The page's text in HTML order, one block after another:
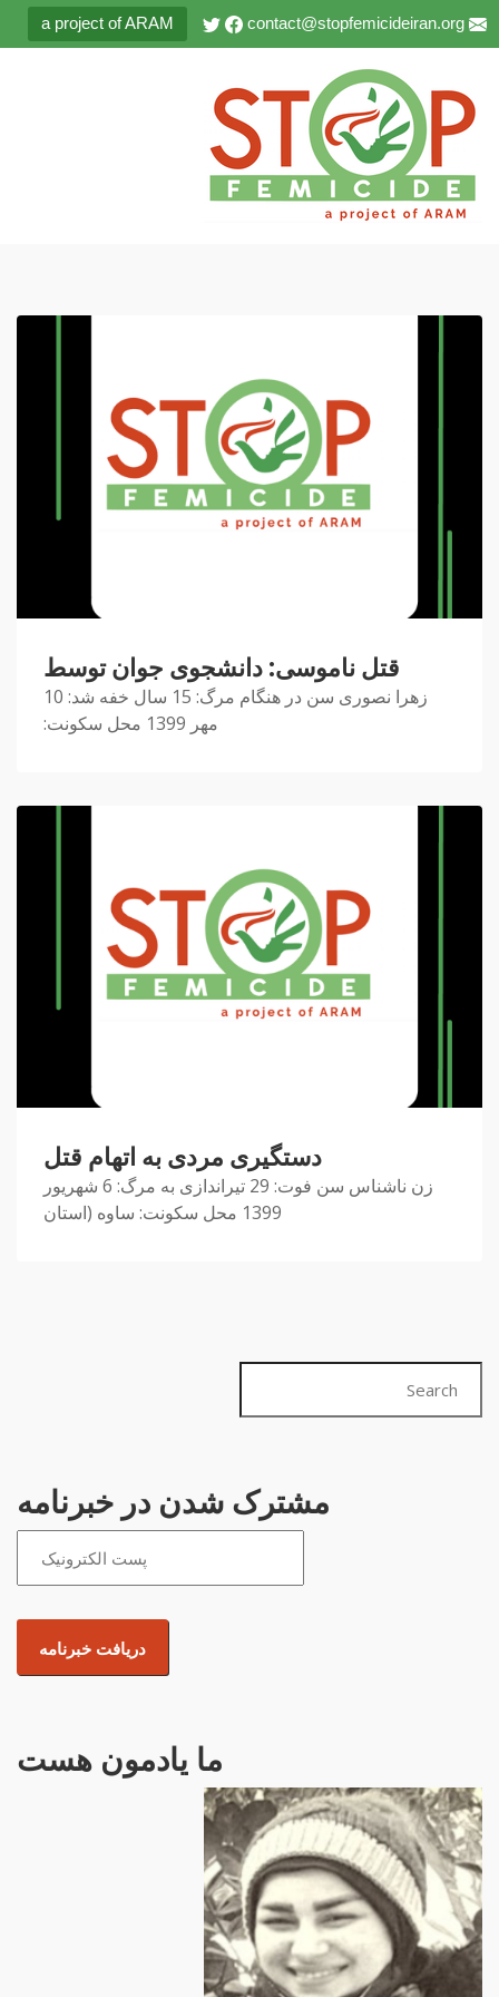
contact@stopfemicideiran.org
a project of ARAM
قتل ناموسی: دانشجوی جوان توسط
زهرا نصوری سن در هنگام مرگ: 15 سال خفه شد: 10
مهر 1399 محل سکونت:
دستگیری مردی به اتهام قتل
زن ناشناس سن فوت: 29 تیراندازی به مرگ: 6 شهریور
1399 محل سکونت: ساوه (استان
مشترک شدن در خبرنامه
ما یادمون هست